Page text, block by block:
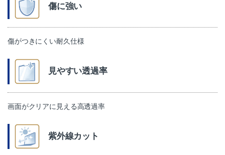
傷に強い
傷がつきにくい耐久仕様
見やすい透過率
画面がクリアに見える高透過率
紫外線カット